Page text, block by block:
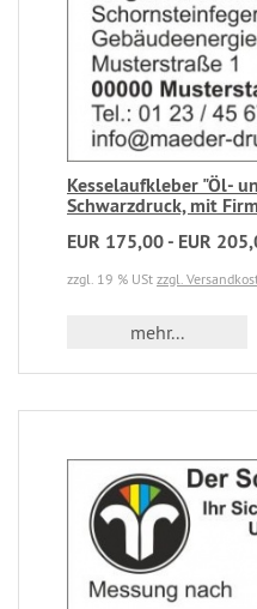
Kesselaufkleber "Öl-
Schwarzdruck, mit
EUR 175,00 - EUR
zzgl. 19 % USt zzgl.
mehr...